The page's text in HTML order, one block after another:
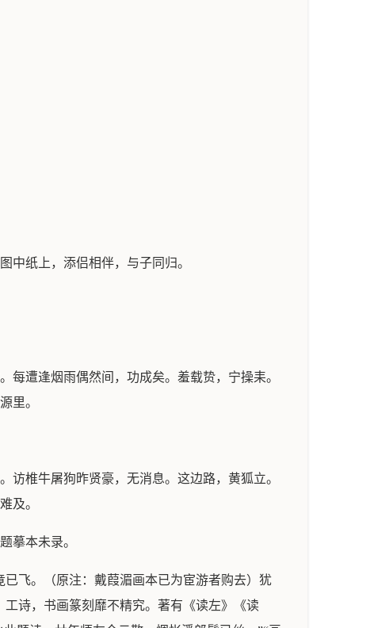
中纸上，添侣相伴，与子同归。
遭逢烟雨偶然间，功成矣。羞载贽，宁操耒。
里。
椎牛屠狗昨贤豪，无消息。这边路，黄狐立。
及。
摹本未录。
飞。（原注：戴葭湄画本已为宦游者购去）犹
诗，书画篆刻靡不精究。著有《读左》《读